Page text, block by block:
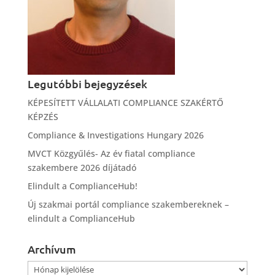
Legutóbbi bejegyzések
KÉPESÍTETT VÁLLALATI COMPLIANCE SZAKÉRTŐ
KÉPZÉS
Compliance & Investigations Hungary 2026
MVCT Közgyűlés- Az év fiatal compliance
szakembere 2026 díjátadó
Elindult a ComplianceHub!
Új szakmai portál compliance szakembereknek –
elindult a ComplianceHub
Archívum
Archívum